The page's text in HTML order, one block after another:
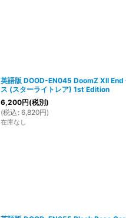
英語版 DOOD-EN045 DoomZ XII
ス (スターライトレア) 1st Edition
6,200円(税別)
(税込 : 6,820円)
在庫なし